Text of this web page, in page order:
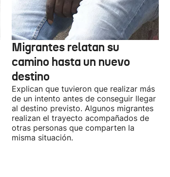
Migrantes relatan su
camino hasta un nuevo
destino
Explican que tuvieron que realizar más
de un intento antes de conseguir llegar
al destino previsto. Algunos migrantes
realizan el trayecto acompañados de
otras personas que comparten la
misma situación.